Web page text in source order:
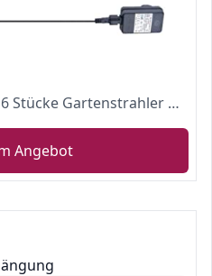
Gartenleuchte, GEEDIAR 6 Stücke Gartenstrahler Warmweiß COB LED Gartenleuchten mit Erdspieß IP65 Wasserdicht LED Gartenstrahler mit Stecker für Außen Garten Rasen
Angebot